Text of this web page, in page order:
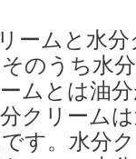
ームと水
のうち水
ムとは油
クリーム
す。水分